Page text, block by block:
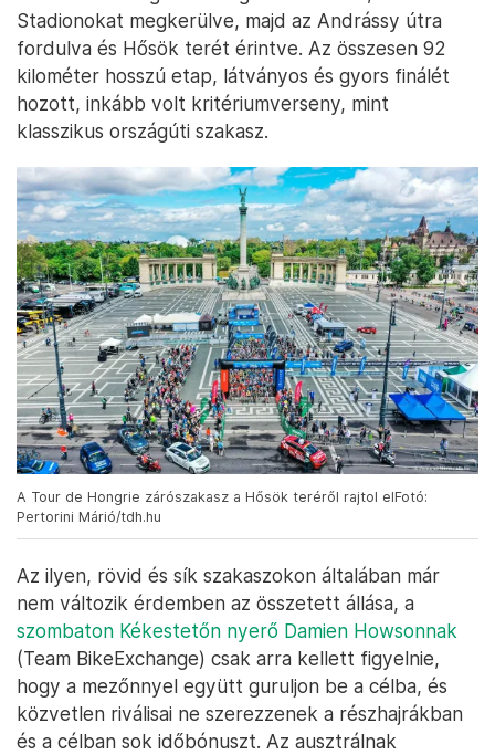
Stadionokat megkerülve, majd az Andrássy útra
fordulva és Hősök terét érintve. Az összesen 92
kilométer hosszú etap, látványos és gyors finálét
hozott, inkább volt kritériumverseny, mint
klasszikus országúti szakasz.
A Tour de Hongrie zárószakasz a Hősök teréről rajtol elFotó:
Pertorini Márió/tdh.hu
Az ilyen, rövid és sík szakaszokon általában már
nem változik érdemben az összetett állása, a
szombaton Kékestetőn nyerő Damien Howsonnak
(Team BikeExchange) csak arra kellett figyelnie,
hogy a mezőnnyel együtt guruljon be a célba, és
közvetlen riválisai ne szerezzenek a részhajrákban
és a célban sok időbónuszt. Az ausztrálnak